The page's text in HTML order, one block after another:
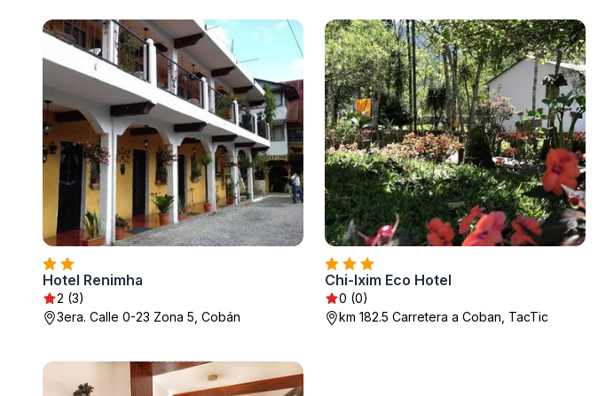
Hotel Renimha
2 (3)
3era. Calle 0-23 Zona 5, Cobán
Chi-Ixim Eco Hotel
0 (0)
km 182.5 Carretera a Coban, TacTic